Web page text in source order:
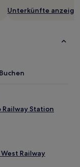
Unterkünfte
Station
Railway